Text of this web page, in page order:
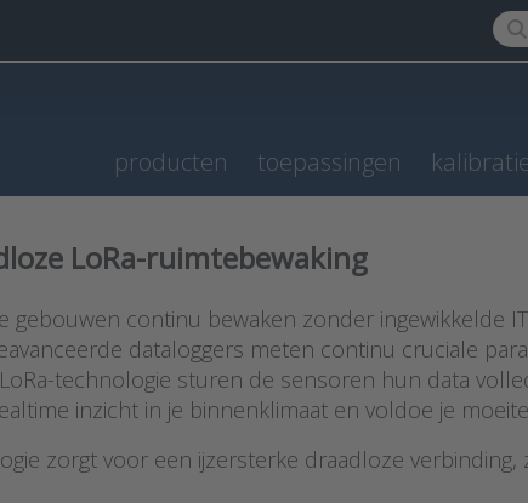
producten toepassingen
LoRa-ruimtebewaking
continu bewaken zonder ingewikkelde
dataloggers meten continu cruciale
technologie sturen de sensoren hun data
inzicht in je binnenklimaat en voldoe je
zorgt voor een ijzersterke draadloze